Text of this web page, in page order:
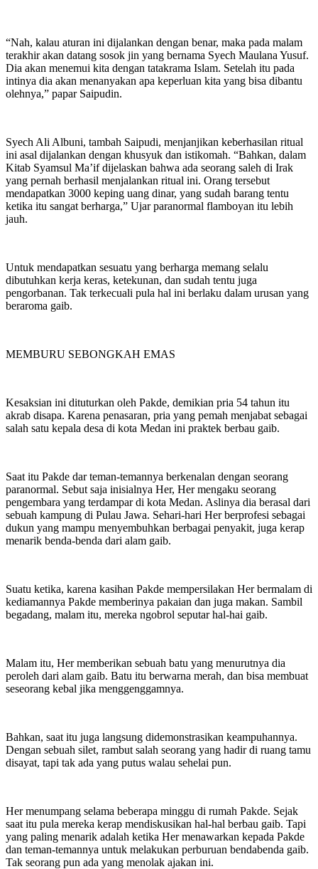
“Nah, kalau aturan ini dijalankan dengan benar, maka pada malam
terakhir akan datang sosok jin yang bernama Syech Maulana Yusuf.
Dia akan menemui kita dengan tatakrama Islam. Setelah itu pada
intinya dia akan menanyakan apa keperluan kita yang bisa dibantu
olehnya,” papar Saipudin.
Syech Ali Albuni, tambah Saipudi, menjanjikan keberhasilan ritual
ini asal dijalankan dengan khusyuk dan istikomah. “Bahkan, dalam
Kitab Syamsul Ma’if dijelaskan bahwa ada seorang saleh di Irak
yang pernah berhasil menjalankan ritual ini. Orang tersebut
mendapatkan 3000 keping uang dinar, yang sudah barang tentu
ketika itu sangat berharga,” Ujar paranormal flamboyan itu lebih
jauh.
Untuk mendapatkan sesuatu yang berharga memang selalu
dibutuhkan kerja keras, ketekunan, dan sudah tentu juga
pengorbanan. Tak terkecuali pula hal ini berlaku dalam urusan yang
beraroma gaib.
MEMBURU SEBONGKAH EMAS
Kesaksian ini dituturkan oleh Pakde, demikian pria 54 tahun itu
akrab disapa. Karena penasaran, pria yang pemah menjabat sebagai
salah satu kepala desa di kota Medan ini praktek berbau gaib.
Saat itu Pakde dar teman-temannya berkenalan dengan seorang
paranormal. Sebut saja inisialnya Her, Her mengaku seorang
pengembara yang terdampar di kota Medan. Aslinya dia berasal dari
sebuah kampung di Pulau Jawa. Sehari-hari Her berprofesi sebagai
dukun yang mampu menyembuhkan berbagai penyakit, juga kerap
menarik benda-benda dari alam gaib.
Suatu ketika, karena kasihan Pakde mempersilakan Her bermalam di
kediamannya Pakde memberinya pakaian dan juga makan. Sambil
begadang, malam itu, mereka ngobrol seputar hal-hai gaib.
Malam itu, Her memberikan sebuah batu yang menurutnya dia
peroleh dari alam gaib. Batu itu berwarna merah, dan bisa membuat
seseorang kebal jika menggenggamnya.
Bahkan, saat itu juga langsung didemonstrasikan keampuhannya.
Dengan sebuah silet, rambut salah seorang yang hadir di ruang tamu
disayat, tapi tak ada yang putus walau sehelai pun.
Her menumpang selama beberapa minggu di rumah Pakde. Sejak
saat itu pula mereka kerap mendiskusikan hal-hal berbau gaib. Tapi
yang paling menarik adalah ketika Her menawarkan kepada Pakde
dan teman-temannya untuk melakukan perburuan bendabenda gaib.
Tak seorang pun ada yang menolak ajakan ini.